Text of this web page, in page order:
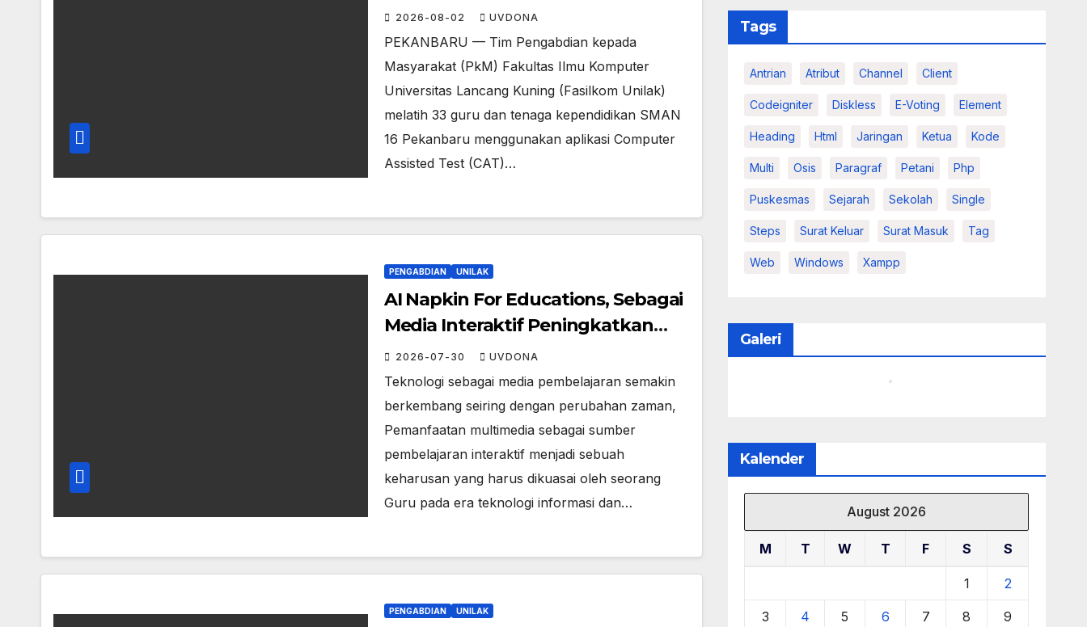
Ujian Digital Berbasis Kecerdasan
Buatan
2026-08-02 UVDONA
PEKANBARU — Tim Pengabdian kepada
Masyarakat (PkM) Fakultas Ilmu Komputer
Universitas Lancang Kuning (Fasilkom Unilak)
melatih 33 guru dan tenaga kependidikan SMAN
16 Pekanbaru menggunakan aplikasi Computer
Assisted Test (CAT)…
PENGABDIAN UNILAK
AI Napkin For Educations, Sebagai
Media Interaktif Peningkatkan
Partisipasi dan Stimulus
Pembelajaran Siswa
2026-07-30 UVDONA
Teknologi sebagai media pembelajaran semakin
berkembang seiring dengan perubahan zaman,
Pemanfaatan multimedia sebagai sumber
pembelajaran interaktif menjadi sebuah
keharusan yang harus dikuasai oleh seorang
Guru pada era teknologi informasi dan…
PENGABDIAN UNILAK
Tags
Antrian Atribut Channel Client
Codeigniter Diskless E-Voting Element
Heading Html Jaringan Ketua Kode
Multi Osis Paragraf Petani Php
Puskesmas Sejarah Sekolah Single
Steps Surat Keluar Surat Masuk Tag
Web Windows Xampp
Galeri
Kalender
August 2026
M T W T F S S
1 2
3 4 5 6 7 8 9